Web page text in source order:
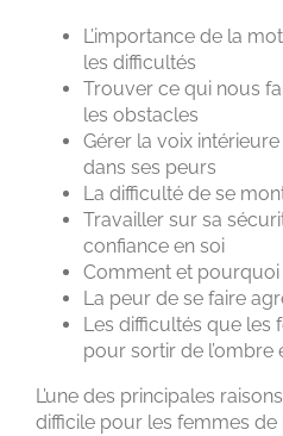
L’importance de la
les difficultés
Trouver ce qui nous
les obstacles
Gérer la voix
dans ses peurs
La difficulté de se
Travailler sur sa
confiance en soi
Comment et
La peur de se faire
Les difficultés que les
pour sortir de l’ombre
L’une des principales
difficile pour les femmes